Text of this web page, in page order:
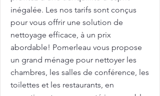
inégalée. Les nos tarifs sont conçus
pour vous offrir une solution de
nettoyage efficace, à un prix
abordable! Pomerleau vous propose
un grand ménage pour nettoyer les
chambres, les salles de conférence, les
toilettes et les restaurants, en